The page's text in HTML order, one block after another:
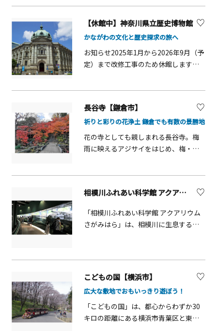
や三浦半島ゆかりの作家の作品を展示
する「横須賀美術館」もあり、公園を
含む周辺地では、自然・歴史・文化
と、多彩な魅力を楽しむことができま
ており、生きた蚕を間近で観察できま
す。糸繰りや機織りの体験・シルクに
関するワークショップなども開催して
います。
【休館中】神奈川県立歴史博物館
かながわの文化と歴史探求の旅へ
お知らせ2025年1月から2026年9月（予
定）まで改修工事のため休館しますみ
体も魅力。旧館部分はネオ・バロック
様式の本格的な西洋建築で、国の重要
文化財に指定されています。建物の上
部には「エースのドーム」という愛称
点を超えます。古代から現代まで5つの
ほか、豊富な所蔵資料を活かしたコレ
クション展も定期的に開催されていま
時期によっては企画展と連動したメニ
ューが登場します。ミュージアムショ
ップでは所蔵品をモチーフにしたオリ
ジナルグッズやお菓子・雑貨等が販売
されており、お土産を買うことができ
ます。
長谷寺【鎌倉市】
祈りと彩りの花浄土 鎌倉でも有数の景勝地
花の寺としても親しまれる長谷寺。梅
雨に映えるアジサイをはじめ、梅・
年、5月下旬から6月下旬にかけて。
から見渡せる、鎌倉の海や街並みの眺
望とアジサイが織り成す景観は見事。
知ることができます。開創は奈良時代
と伝えられる鎌倉有数の古刹で、ご本
（高さ9.18ｍ)の木彫仏。二体の観音様
が大和（奈良県）で誕生し、そのうち
相模川ふれあい科学館 アクアリウムさがみはら【相模原市】
「相模川ふれあい科学館 アクアリウム
さがみはら」は、相模川に生息する生
で相模川を再現した「流れのアクアリ
ウム」や、足元を泳ぐ魚たちを観察で
きる「水上散歩水槽」、餌付け体験で
きる「お魚にごはん」など子供から大
人まで楽しめます。飼育員によるガイ
ドや、ものづくりワークショップも充
こどもの国【横浜市】
広大な敷地でおもいっきり遊ぼう！
「こどもの国」は、都心からわずか30
キロの距離にある横浜市青葉区と東京